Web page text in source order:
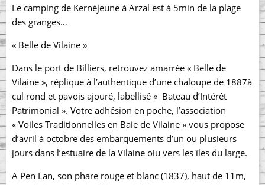
Le camping de Kernéjeune à Arzal est à 5min de la plage
des granges…
« Belle de Vilaine »
Dans le port de Billiers, retrouvez amarrée « Belle de
Vilaine », réplique à l’authentique d’une chaloupe de 1887à
cul rond et pavois ajouré, labellisé « Bateau d’Intérêt
Patrimonial ». Votre adhésion en poche, l’association
« Voiles Traditionnelles en Baie de Vilaine » vous propose
d’avril à octobre des embarquements d’un ou plusieurs
jours dans l’estuaire de la Vilaine oiu vers les îles du large.
A Pen Lan, son phare rouge et blanc (1837), haut de 11m,